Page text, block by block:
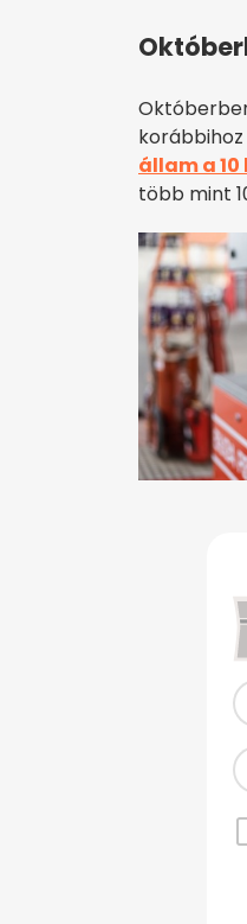
állam a
több mint